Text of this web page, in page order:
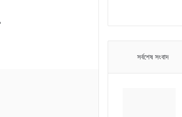
সর্বশেষ সংবাদ